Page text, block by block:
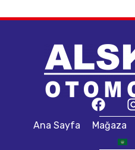
Ana Sayfa Mağaza